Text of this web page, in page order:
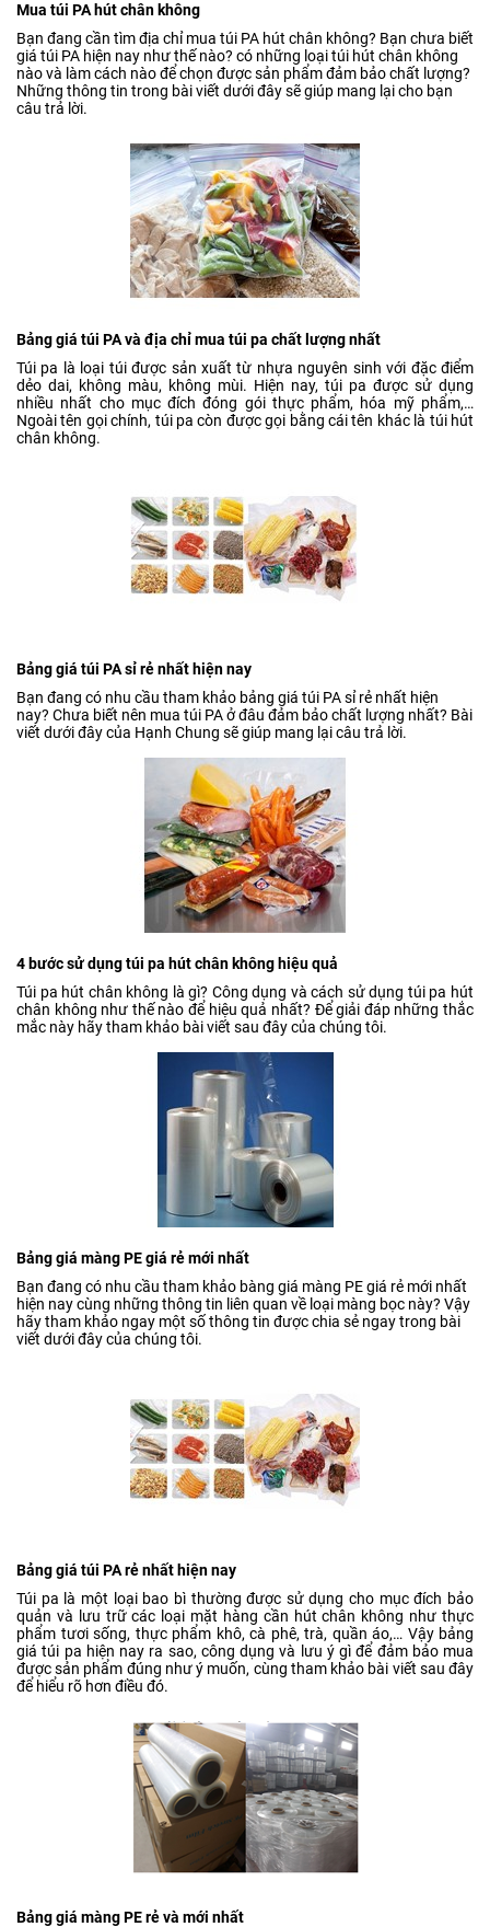
Mua túi PA hút chân không
Bạn đang cần tìm địa chỉ mua túi PA hút chân không? Bạn chưa biết
giá túi PA hiện nay như thế nào? có những loại túi hút chân không
nào và làm cách nào để chọn được sản phẩm đảm bảo chất lượng?
Những thông tin trong bài viết dưới đây sẽ giúp mang lại cho bạn
câu trả lời.
Bảng giá túi PA và địa chỉ mua túi pa chất lượng nhất
Túi pa là loại túi được sản xuất từ nhựa nguyên sinh với đặc điểm
dẻo dai, không màu, không mùi. Hiện nay, túi pa được sử dụng
nhiều nhất cho mục đích đóng gói thực phẩm, hóa mỹ phẩm,…
Ngoài tên gọi chính, túi pa còn được gọi bằng cái tên khác là túi hút
chân không.
Bảng giá túi PA sỉ rẻ nhất hiện nay
Bạn đang có nhu cầu tham khảo bảng giá túi PA sỉ rẻ nhất hiện
nay? Chưa biết nên mua túi PA ở đâu đảm bảo chất lượng nhất? Bài
viết dưới đây của Hạnh Chung sẽ giúp mang lại câu trả lời.
4 bước sử dụng túi pa hút chân không hiệu quả
Túi pa hút chân không là gì? Công dụng và cách sử dụng túi pa hút
chân không như thế nào để hiệu quả nhất? Để giải đáp những thắc
mắc này hãy tham khảo bài viết sau đây của chúng tôi.
Bảng giá màng PE giá rẻ mới nhất
Bạn đang có nhu cầu tham khảo bàng giá màng PE giá rẻ mới nhất
hiện nay cùng những thông tin liên quan về loại màng bọc này? Vậy
hãy tham khảo ngay một số thông tin được chia sẻ ngay trong bài
viết dưới đây của chúng tôi.
Bảng giá túi PA rẻ nhất hiện nay
Túi pa là một loại bao bì thường được sử dụng cho mục đích bảo
quản và lưu trữ các loại mặt hàng cần hút chân không như thực
phẩm tươi sống, thực phẩm khô, cà phê, trà, quần áo,… Vậy bảng
giá túi pa hiện nay ra sao, công dụng và lưu ý gì để đảm bảo mua
được sản phẩm đúng như ý muốn, cùng tham khảo bài viết sau đây
để hiểu rõ hơn điều đó.
Bảng giá màng PE rẻ và mới nhất